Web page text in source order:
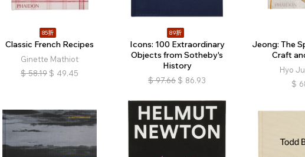
85折
Classic French Recipes
Ginette Mathiot
$ 58.19 $ 49.45
89折
Icons: 100 Extraordinary
Objects from Sotheby's
History
$ 97.66 $ 86.93
Jeong: The
Craft
Hyo
$